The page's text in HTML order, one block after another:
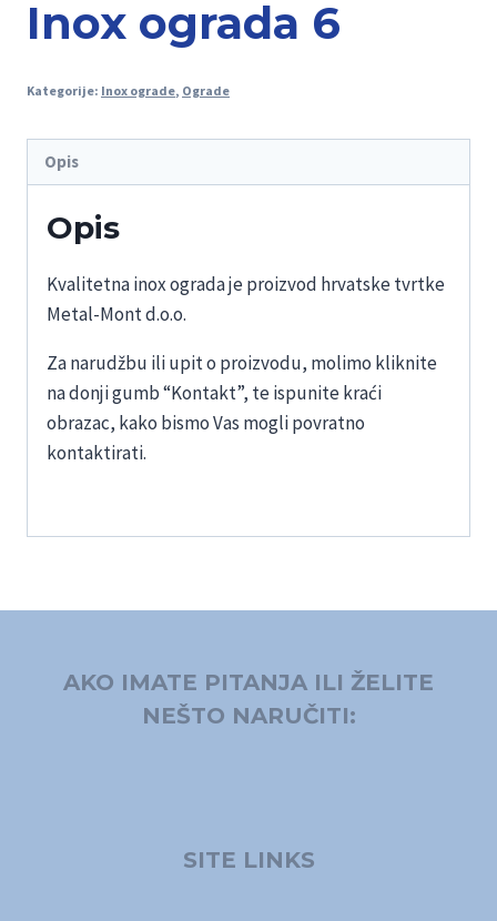
Inox ograda 6
Kategorije: Inox ograde, Ograde
Opis
Opis
Kvalitetna inox ograda je proizvod hrvatske tvrtke
Metal-Mont d.o.o.
Za narudžbu ili upit o proizvodu, molimo kliknite
na donji gumb “Kontakt”, te ispunite kraći
obrazac, kako bismo Vas mogli povratno
kontaktirati.
AKO IMATE PITANJA ILI ŽELITE
NEŠTO NARUČITI:
SITE LINKS